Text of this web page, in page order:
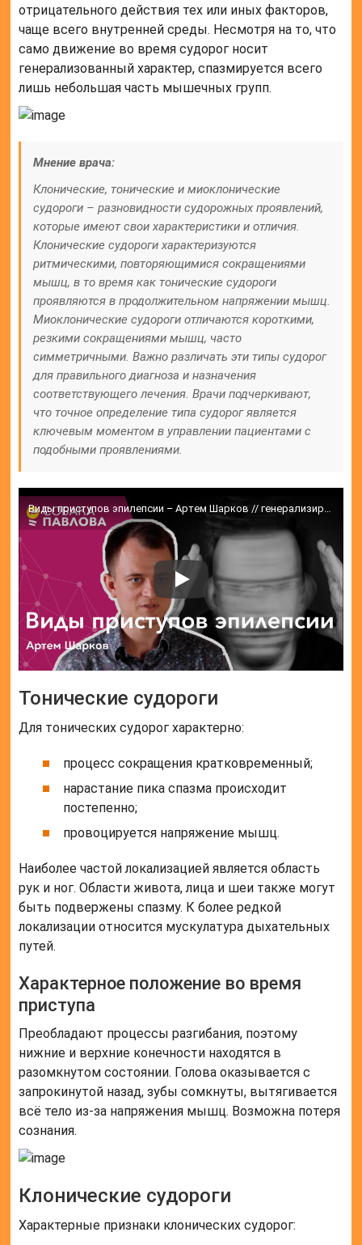
отрицательного действия тех или иных факторов,
чаще всего внутренней среды. Несмотря на то, что
само движение во время судорог носит
генерализованный характер, спазмируется всего
лишь небольшая часть мышечных групп.
Мнение врача:
Клонические, тонические и миоклонические
судороги – разновидности судорожных проявлений,
которые имеют свои характеристики и отличия.
Клонические судороги характеризуются
ритмическими, повторяющимися сокращениями
мышц, в то время как тонические судороги
проявляются в продолжительном напряжении мышц.
Миоклонические судороги отличаются короткими,
резкими сокращениями мышц, часто
симметричными. Важно различать эти типы судорог
для правильного диагноза и назначения
соответствующего лечения. Врачи подчеркивают,
что точное определение типа судорог является
ключевым моментом в управлении пациентами с
подобными проявлениями.
Виды приступов эпилепсии – Артем Шарков // генерализированные судороги, фокальные приступы, абсансы
Тонические судороги
Для тонических судорог характерно:
процесс сокращения кратковременный;
нарастание пика спазма происходит
постепенно;
провоцируется напряжение мышц.
Наиболее частой локализацией является область
рук и ног. Области живота, лица и шеи также могут
быть подвержены спазму. К более редкой
локализации относится мускулатура дыхательных
путей.
Характерное положение во время
приступа
Преобладают процессы разгибания, поэтому
нижние и верхние конечности находятся в
разомкнутом состоянии. Голова оказывается с
запрокинутой назад, зубы сомкнуты, вытягивается
всё тело из-за напряжения мышц. Возможна потеря
сознания.
Клонические судороги
Характерные признаки клонических судорог: